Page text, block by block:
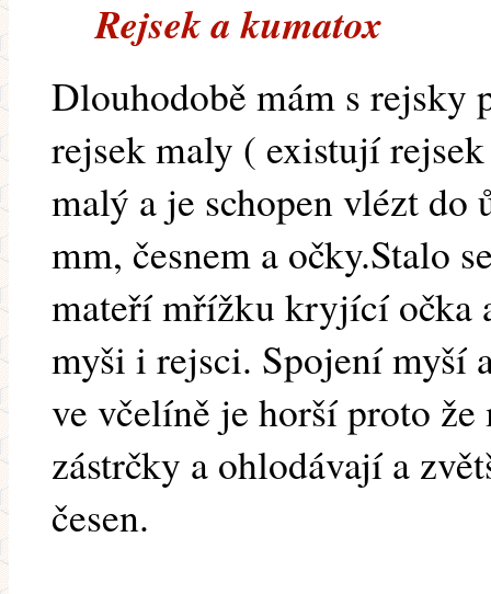
Rejsek a kumatox
Dlouhodobě mám s rejsky
rejsek maly ( existují
malý a je schopen vlézt do
mm, česnem a očky.Stalo
mateří mřížku kryjící očka
myši i rejsci. Spojení myší
ve včelíně je horší proto že
zástrčky a ohlodávají a
česen.